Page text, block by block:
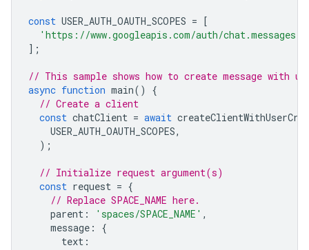
const USER_AUTH_OAUTH_SCOPES =
[
'https://www.googleapis.com/auth/
];
// This sample shows how to create message with
async function main()
{
// Create a client
const chatClient = await
USER_AUTH_OAUTH_SCOPES,
);
// Initialize request argument(s)
const request = {
// Replace SPACE_NAME here.
parent : 'spaces/SPACE_NAME' ,
message :
{
text :